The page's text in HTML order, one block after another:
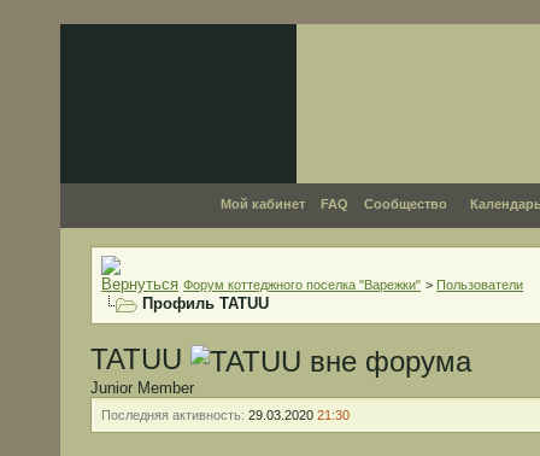
Мой кабинет FAQ Сообщество
Форум коттеджного поселка "Варежки" > Пользователи
Профиль TATUU
TATUU
Junior Member
Последняя активность: 29.03.2020 21:30